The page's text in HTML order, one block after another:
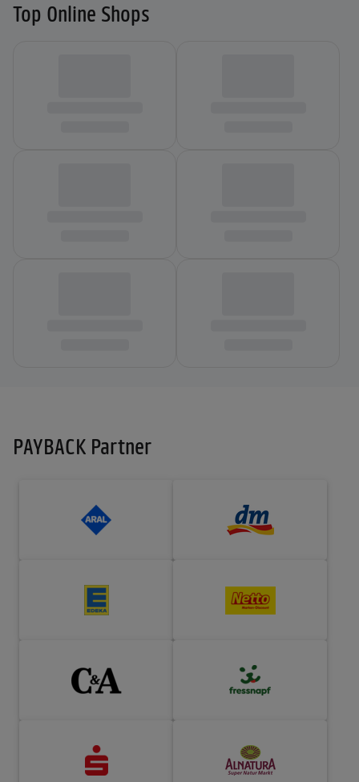
Top Online Shops
PAYBACK Partner